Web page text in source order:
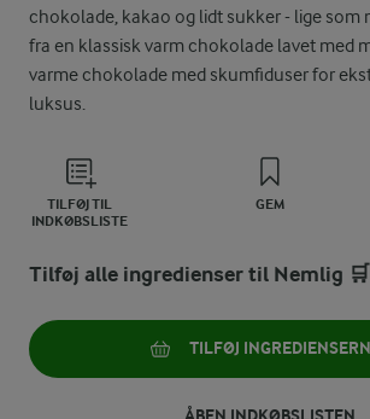
chokolade, kakao og lidt sukker - lige som
fra en klassisk varm chokolade lavet med
varme chokolade med skumfiduser for
luksus.
TILFØJ TIL
INDKØBSLISTE
GEM
Tilføj alle ingredienser til Nemlig 🛒
TILFØJ